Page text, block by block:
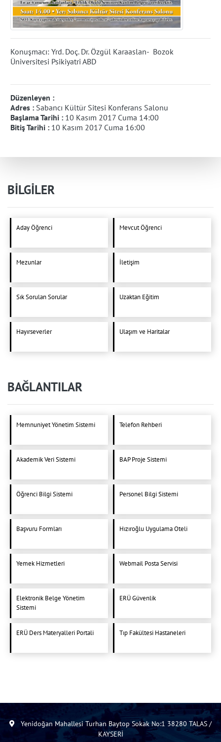
Konuşmacı: Yrd. Doç. Dr. Özgül Karaaslan- Bozok
Üniversitesi Psikiyatri ABD
Düzenleyen :
Adres : Sabancı Kültür Sitesi Konferans Salonu
Başlama Tarihi : 10 Kasım 2017 Cuma 14:00
Bitiş Tarihi : 10 Kasım 2017 Cuma 16:00
BİLGİLER
Aday Öğrenci Mevcut Öğrenci
Mezunlar İletişim
Sık Sorulan Sorular Uzaktan Eğitim
Hayırseverler Ulaşım ve Haritalar
BAĞLANTILAR
Memnuniyet Yönetim Sistemi Telefon Rehberi
Akademik Veri Sistemi BAP Proje Sistemi
Öğrenci Bilgi Sistemi Personel Bilgi Sistemi
Başvuru Formları Hızıroğlu Uygulama Oteli
Yemek Hizmetleri Webmail Posta Servisi
Elektronik Belge Yönetim
Sistemi
ERÜ Güvenlik
ERÜ Ders Materyalleri Portali Tıp Fakültesi Hastaneleri
Yenidoğan Mahallesi Turhan Baytop Sokak No:1 38280 TALAS /
KAYSERİ